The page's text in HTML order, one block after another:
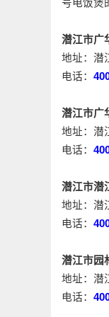
号电饭煲
潜江市广
地址：潜
电话：
潜江市广
地址：潜
电话：
潜江市潜
地址：潜
电话：
潜江市园
地址：潜
电话：